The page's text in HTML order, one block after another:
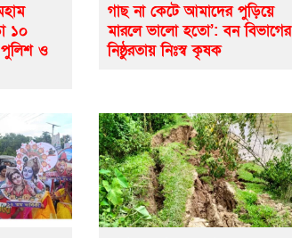
১০
পুলিশ ও
গাছ না কেটে আমাদের পুড়িয়ে
মারলে ভালো হতো’: বন বিভাগের
নিষ্ঠুরতায় নিঃস্ব কৃষক